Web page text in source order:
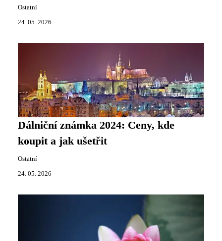
Ostatní
24. 05. 2026
Dálniční známka 2024: Ceny, kde
koupit a jak ušetřit
Ostatní
24. 05. 2026